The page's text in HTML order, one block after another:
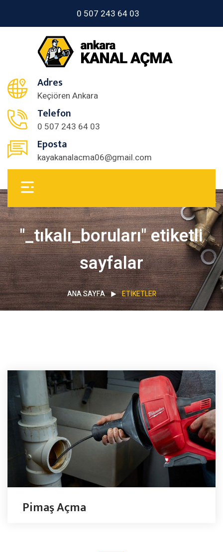
0 507 243 64 03
Adres
Keçiören Ankara
Telefon
0 507 243 64 03
Eposta
kayakanalacma06@gmail.com
"_tıkalı_boruları" etiketli
sayfalar
ANA SAYFA ETIKETLER
Pimaş Açma